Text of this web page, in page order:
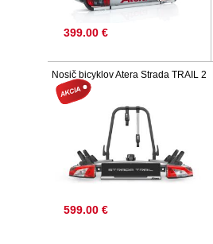
399.00 €
Nosič bicyklov Atera Strada TRAIL 2
599.00 €